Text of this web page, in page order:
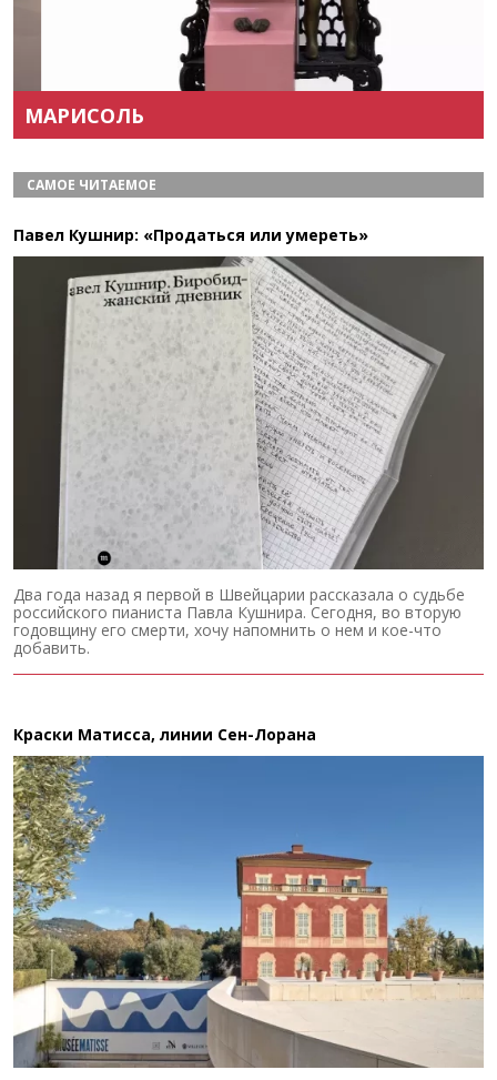
МАРИСОЛЬ
САМОЕ ЧИТАЕМОЕ
Павел Кушнир: «Продаться или умереть»
Два года назад я первой в Швейцарии рассказала о судьбе
российского пианиста Павла Кушнира. Сегодня, во вторую
годовщину его смерти, хочу напомнить о нем и кое-что
добавить.
Краски Матисса, линии Сен-Лорана